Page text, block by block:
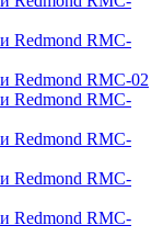
Redmond RMC-
Redmond RMC-02
Redmond RMC-
Redmond RMC-
Redmond RMC-
Redmond RMC-